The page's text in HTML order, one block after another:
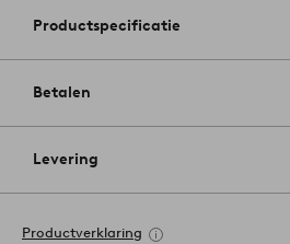
Productspecificatie
Betalen
Levering
Productverklaring